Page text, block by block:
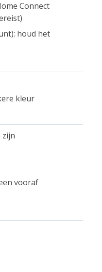
Connect
houd het
kleur
zijn
vooraf